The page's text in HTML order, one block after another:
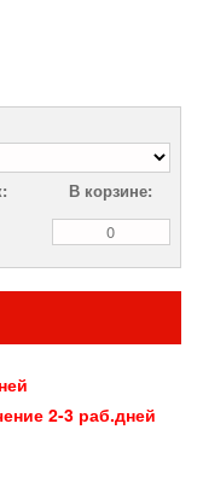
В корзине:
2-3 раб.дней